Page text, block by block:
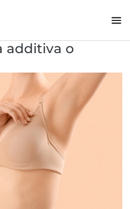
additiva o